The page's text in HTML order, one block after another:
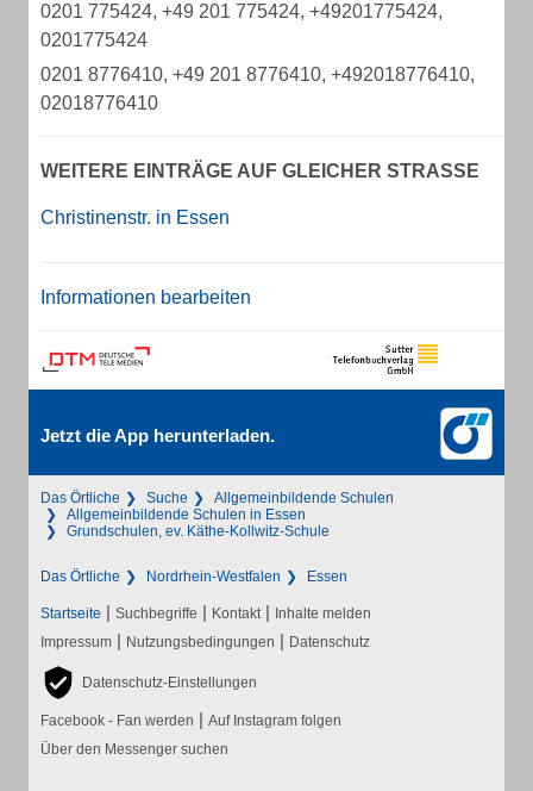
0201 775424, +49 201 775424, +49201775424,
0201775424
0201 8776410, +49 201 8776410, +492018776410,
02018776410
WEITERE EINTRÄGE AUF GLEICHER STRASSE
Christinenstr. in Essen
Informationen bearbeiten
Jetzt die App herunterladen.
Das Örtliche Suche
Allgemeinbildende Schulen
Allgemeinbildende Schulen in Essen
Grundschulen, ev. Käthe-Kollwitz-Schule
Das Örtliche Nordrhein-Westfalen Essen
Startseite | Suchbegriffe | Kontakt | Inhalte melden
Impressum | Nutzungsbedingungen | Datenschutz
Datenschutz-Einstellungen
Facebook - Fan werden | Auf Instagram folgen
Über den Messenger suchen